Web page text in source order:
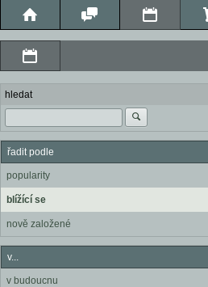
hledat
řadit podle
popularity
blížící se
nově založené
v...
v budoucnu